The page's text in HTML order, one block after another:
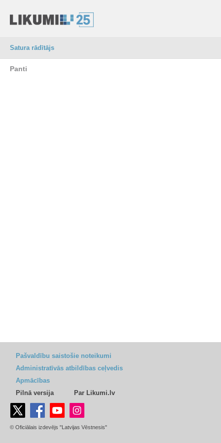
Satura rādītājs
Panti
Pašvaldību saistošie noteikumi
Administratīvās atbildības ceļvedis
Apmācības
Pilnā versija
Par Likumi.lv
© Oficiālais izdevējs "Latvijas Vēstnesis"